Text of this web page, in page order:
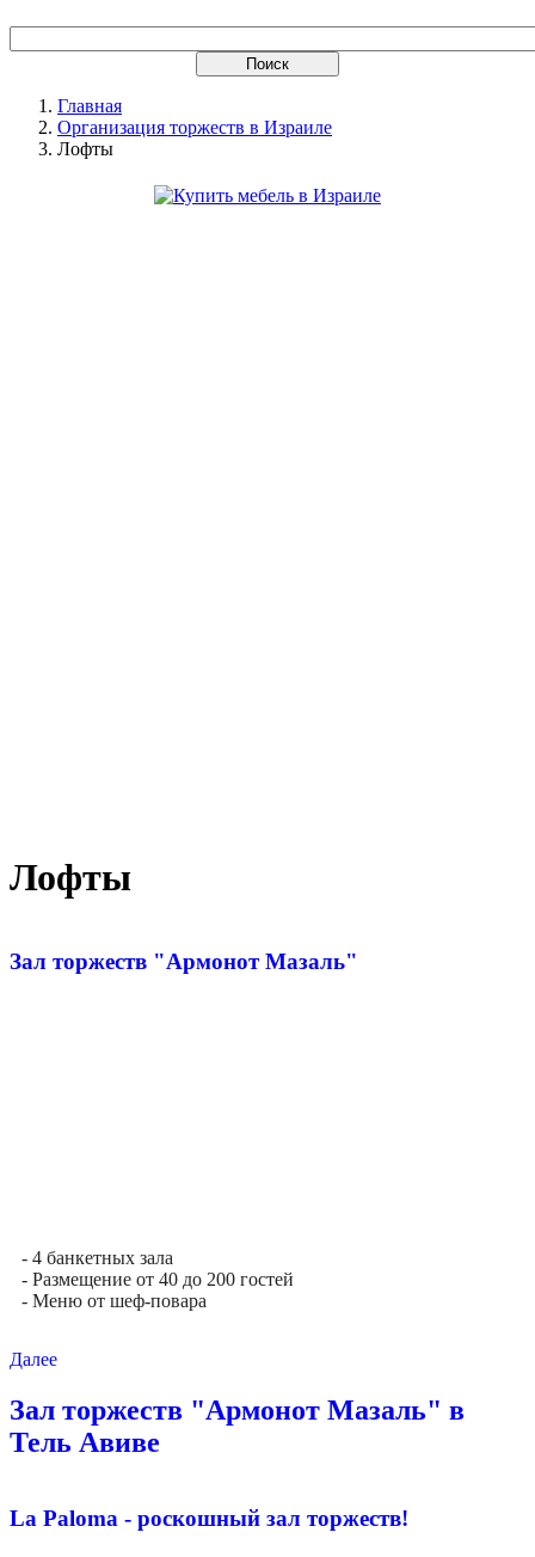
Главная
Организация торжеств в Израиле
Лофты
Лофты
Зал торжеств "Армонот Мазаль"
- 4 банкетных зала
- Размещение от 40 до 200 гостей
- Меню от шеф-повара
Далее
Зал торжеств "Армонот Мазаль" в
Тель Авиве
La Paloma - роскошный зал торжеств!